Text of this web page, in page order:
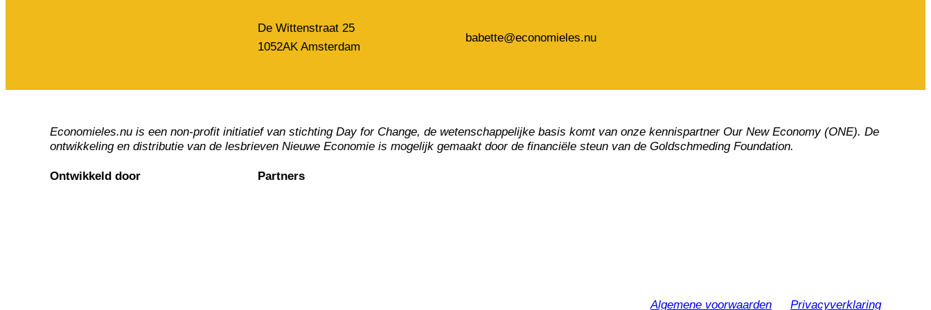
De Wittenstraat 25
1052AK Amsterdam
babette@economieles.nu
Economieles.nu is een non-profit initiatief van stichting Day for Change, de wetenschappelijke basis komt van onze kennispartner Our New Economy (ONE). De
ontwikkeling en distributie van de lesbrieven Nieuwe Economie is mogelijk gemaakt door de financiële steun van de Goldschmeding Foundation.
Ontwikkeld door Partners
Privacyverklaring
Algemene voorwaarden